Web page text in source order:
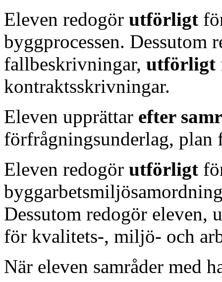
Eleven redogör utförligt
byggprocessen. Dessutom
fallbeskrivningar, utförligt
kontraktsskrivningar.
Eleven upprättar efter
förfrågningsunderlag, plan
Eleven redogör utförligt
Dessutom redogör
för kvalitets-, miljö- och
När eleven samråder med